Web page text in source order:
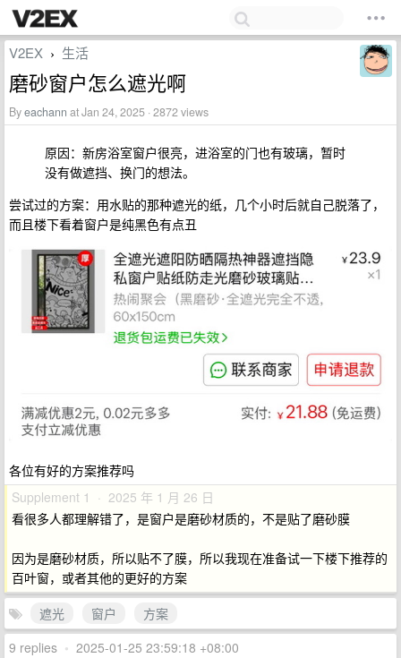
V2EX › 生活
磨砂窗户怎么遮光啊
Byeachann at Jan 24, 2025 · 2872 views
原因：新房浴室窗户很亮，进浴室的门也有玻璃，暂时
没有做遮挡、换门的想法。
尝试过的方案：用水贴的那种遮光的纸，几个小时后就自己脱落了，
而且楼下看着窗户是纯黑色有点丑
各位有好的方案推荐吗
Supplement 1 · 2025 年 1 月 26 日
看很多人都理解错了，是窗户是磨砂材质的，不是贴了磨砂膜
因为是磨砂材质，所以贴不了膜，所以我现在准备试一下楼下推荐的
百叶窗，或者其他的更好的方案
遮光
窗户
方案
9 replies • 2025-01-25 23:59:18 +08:00